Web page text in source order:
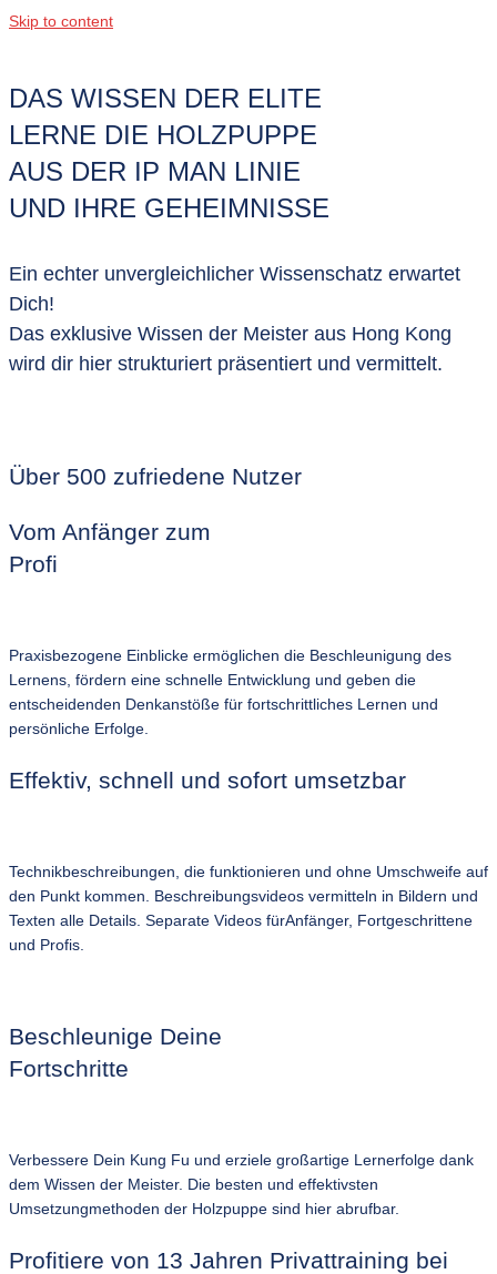
Skip to content
DAS WISSEN DER ELITE
LERNE DIE HOLZPUPPE
AUS DER IP MAN LINIE
UND IHRE GEHEIMNISSE
Ein echter unvergleichlicher Wissenschatz erwartet
Dich!
Das exklusive Wissen der Meister aus Hong Kong
wird dir hier strukturiert präsentiert und vermittelt.
Über 500 zufriedene Nutzer
Vom Anfänger zum
Profi
Praxisbezogene Einblicke ermöglichen die Beschleunigung des
Lernens, fördern eine schnelle Entwicklung und geben die
entscheidenden Denkanstöße für fortschrittliches Lernen und
persönliche Erfolge.
Effektiv, schnell und sofort umsetzbar
Technikbeschreibungen, die funktionieren und ohne Umschweife auf
den Punkt kommen. Beschreibungsvideos vermitteln in Bildern und
Texten alle Details. Separate Videos fürAnfänger, Fortgeschrittene
und Profis.
Beschleunige Deine
Fortschritte
Verbessere Dein Kung Fu und erziele großartige Lernerfolge dank
dem Wissen der Meister. Die besten und effektivsten
Umsetzungmethoden der Holzpuppe sind hier abrufbar.
Profitiere von 13 Jahren Privattraining bei